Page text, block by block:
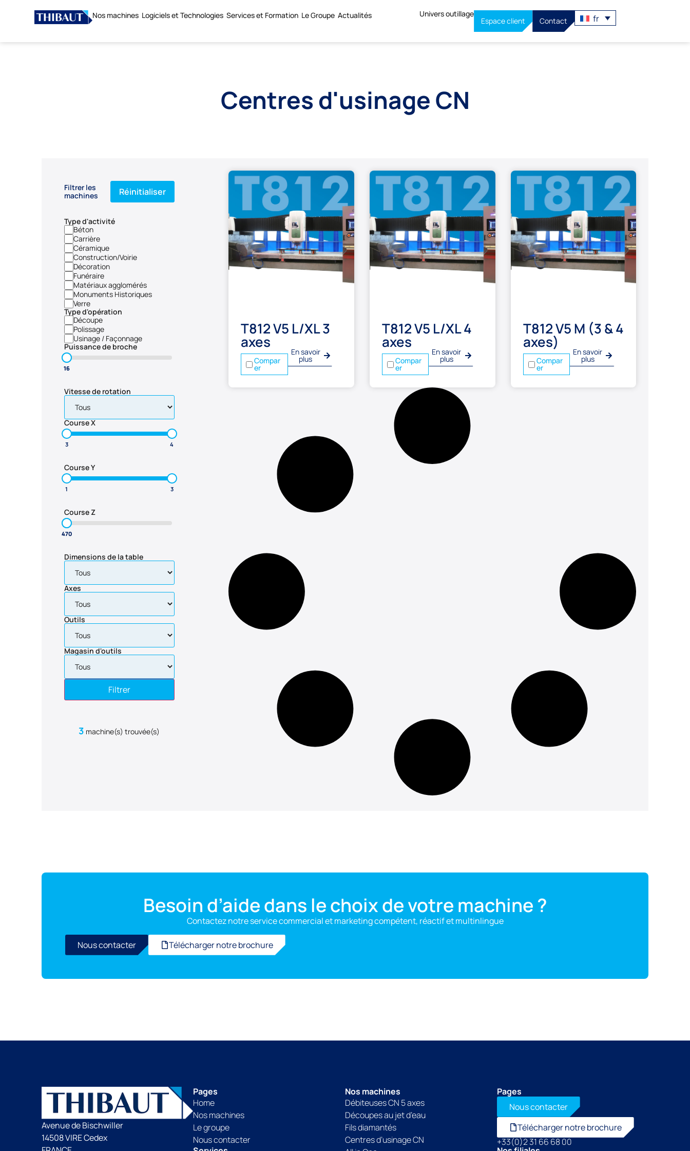
Nos machines Logiciels et Technologies Services et Formation Le Groupe Actualités Univers outillage
Espace client Contact fr
Centres d'usinage CN
Filtrer les
machines
Réinitialiser
Type d'activité
Béton
Carrière
Céramique
Construction/Voirie
Décoration
Funéraire
Matériaux agglomérés
Monuments Historiques
Verre
Type d'opération
Découpe
Polissage
Usinage / Façonnage
Puissance de broche
Vitesse de rotation
Course X
Course Y
Course Z
Dimensions de la table
Axes
Outils
Magasin d'outils
Filtrer
3 machine(s) trouvée(s)
T812 V5 L/XL 3
axes
Compar
er
En savoir
plus
T812 V5 L/XL 4
axes
Compar
er
En savoir
plus
T812 V5 M (3 & 4
axes)
Compar
er
En savoir
plus
Besoin d’aide dans le choix de votre machine ?
Contactez notre service commercial et marketing compétent, réactif et multinlingue
Nous contacter Télécharger notre brochure
Avenue de Bischwiller
14508 VIRE Cedex
Pages
Home
Nos machines
Le groupe
Nous contacter
Nos machines
Débiteuses CN 5 axes
Découpes au jet d’eau
Fils diamantés
Centres d’usinage CN
Pages
Nous contacter
Télécharger notre brochure
+33(0)2 31 66 68 00